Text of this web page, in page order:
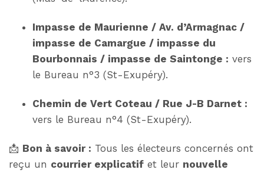
Impasse de Maurienne / Av. d’Armagnac /
impasse de Camargue / impasse du
Bourbonnais / impasse de Saintonge : vers
le Bureau n°3 (St-Exupéry).
Chemin de Vert Coteau / Rue J-B Darnet :
vers le Bureau n°4 (St-Exupéry).
📩 Bon à savoir : Tous les électeurs concernés ont
reçu un courrier explicatif et leur nouvelle